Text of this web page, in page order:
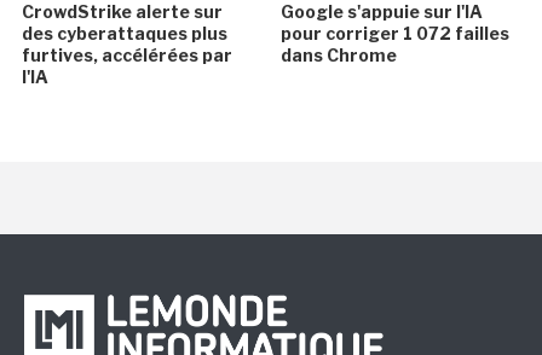
CrowdStrike alerte sur
des cyberattaques plus
furtives, accélérées par
l'IA
Google s'appuie sur l'IA
pour corriger 1 072 failles
dans Chrome